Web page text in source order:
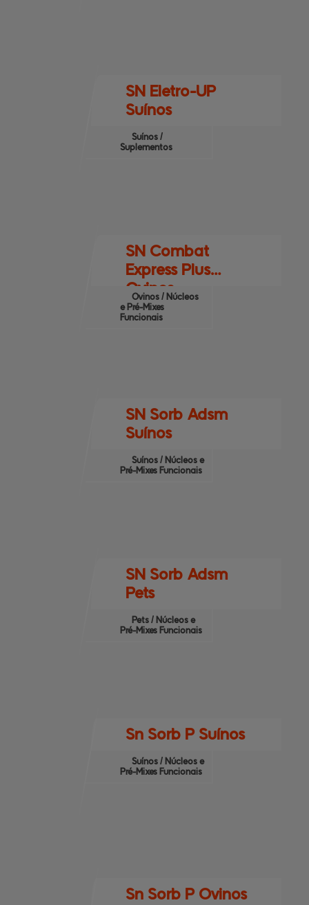
SN Eletro-UP
Suínos
Suínos /
Suplementos
SN Combat
Express Plus
Ovinos
Ovinos / Núcleos
e Pré-Mixes
Funcionais
SN Sorb Adsm
Suínos
Suínos / Núcleos e
Pré-Mixes Funcionais
SN Sorb Adsm
Pets
Pets / Núcleos e
Pré-Mixes Funcionais
Sn Sorb P Suínos
Suínos / Núcleos e
Pré-Mixes Funcionais
Sn Sorb P Ovinos